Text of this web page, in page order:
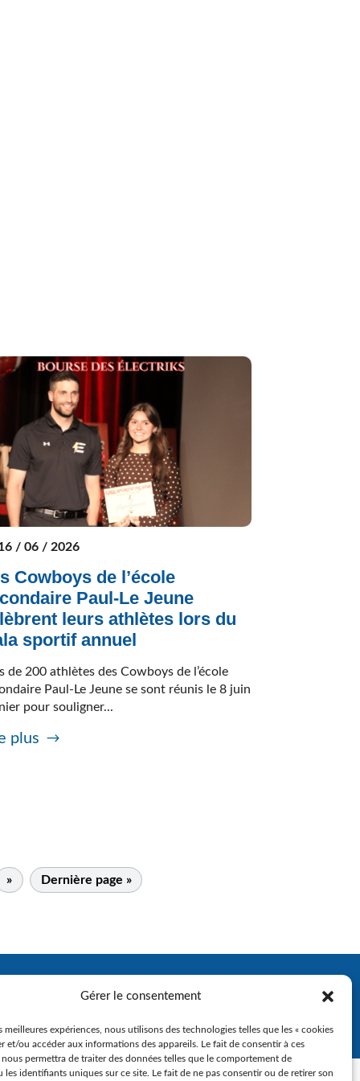
Gérer le consentement
meilleures expériences, nous utilisons des technologies telles que les « cookies
et/ou accéder aux informations des appareils. Le fait de consentir à ces
permettra de traiter des données telles que le comportement de
les identifiants uniques sur ce site. Le fait de ne pas consentir ou de retirer son
/ 06 / 2026
Cowboys de l’école
Paul-Le Jeune
leurs athlètes lors du
sportif annuel
de 200 athlètes des Cowboys de l’école
Paul-Le Jeune se sont réunis le 8 juin
pour souligner...
plus
» Dernière page »